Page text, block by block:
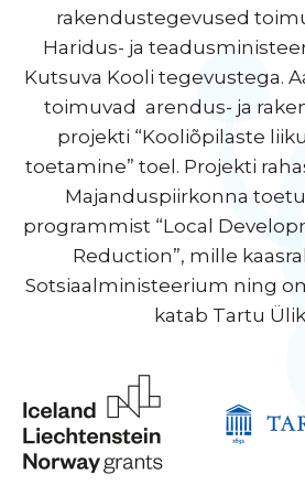
rakendustegevused
Haridus- ja
Kutsuva Kooli tegevustega.
toimuvad arendus- ja
projekti “Kooliõpilaste
toetamine” toel. Projekti
Majanduspiirkonna
programmist “Local
Reduction”, mille
Sotsiaalministeerium ning
katab Tartu